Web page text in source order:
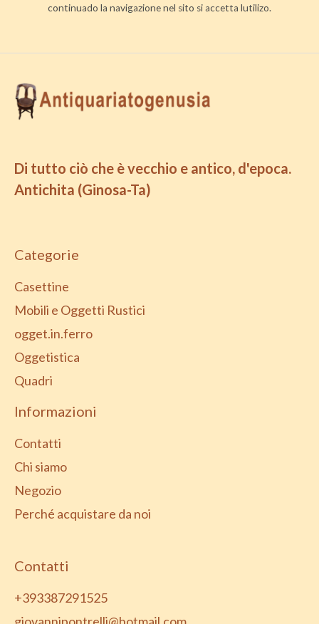
continuado la navigazione nel sito si accetta lutilizo.
Di tutto ciò che è vecchio e antico, d'epoca.
Antichita (Ginosa-Ta)
Categorie
Casettine
Mobili e Oggetti Rustici
ogget.in.ferro
Oggetistica
Quadri
Informazioni
Contatti
Chi siamo
Negozio
Perché acquistare da noi
Contatti
+393387291525